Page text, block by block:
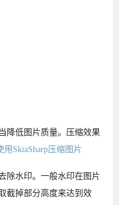
降低图片质量。压缩效果
用SkiaSharp压缩图片
除水印。一般水印在图片
截掉部分高度来达到效